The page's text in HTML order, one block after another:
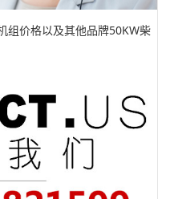
组价格以及其他品牌50KW柴